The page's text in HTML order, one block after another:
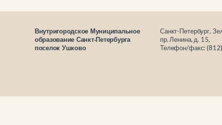
Внутригородское Муниципальное
образование Санкт-Петербурга
поселок Ушково
Санкт-Петербург,
пр. Ленина, д. 15,
Телефон/факс: